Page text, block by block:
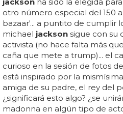
otro número especial del 150
bazaar'... a puntito de cumplir
michael jackson sigue con su
activista (no hace falta más
caña que mete a trump)... el
curioso en la sesión de fotos
está inspirado por la
amiga de su padre, el rey del
¿significará esto algo? ¿se
madonna en algún tipo de